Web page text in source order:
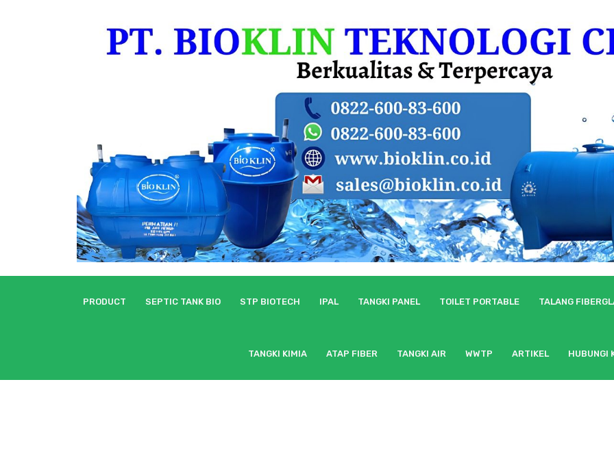
PRODUCT SEPTIC TANK BIO STP BIOTECH IPAL TANGKI PANEL TOILET PORTABLE TALANG
TANGKI KIMIA ATAP FIBER TANGKI AIR WWTP ARTIKEL HUBUNGI